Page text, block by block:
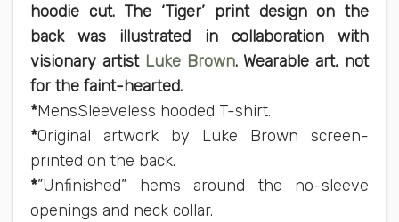
hoodie cut. The ‘Tiger’ print design on the
back was illustrated in collaboration with
visionary artist Luke Brown. Wearable art, not
for the faint-hearted.
*MensSleeveless hooded T-shirt.
*Original artwork by Luke Brown screen-
printed on the back.
*”Unfinished” hems around the no-sleeve
openings and neck collar.